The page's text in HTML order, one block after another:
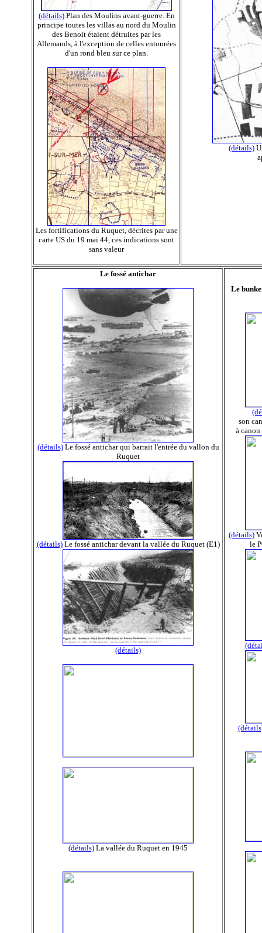
(détails)Plan des Moulins avant-guerre. En
principe toutes les villas au nord du Moulin
des Benoit étaient détruites par les
Allemands, à l'exception de celles entourées
d'un rond bleu sur ce plan.
Les fortifications du Ruquet, décrites par une
carte US du 19 mai 44, ces indications sont
sans valeur
(détails)
Le fossé antichar
(détails)Le fossé antichar qui barrait l'entrée du vallon du
Ruquet
(détails)Le fossé antichar devant la vallée du Ruquet (E1)
(détails)
(détails) La vallée du Ruquet en 1945
Le
son
à
(détails)
le